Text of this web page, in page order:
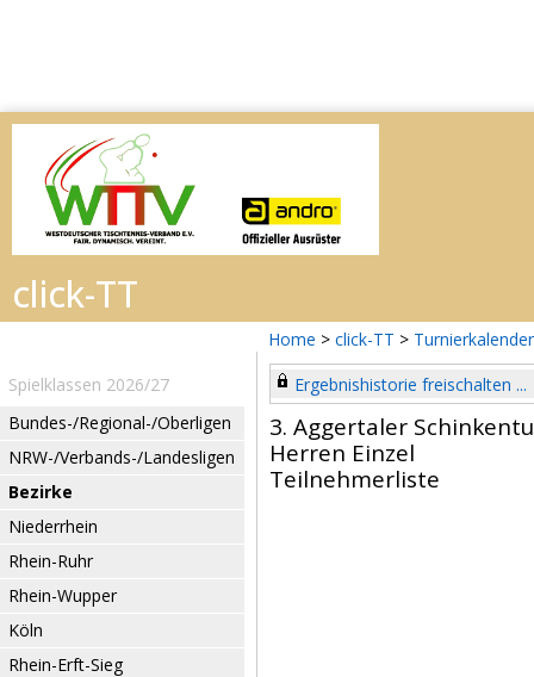
Home > click-TT > Turnierkalender
Spielklassen 2026/27
Bundes-/Regional-/Oberligen
NRW-/Verbands-/Landesligen
Bezirke
Niederrhein
Rhein-Ruhr
Rhein-Wupper
Köln
Rhein-Erft-Sieg
Ergebnishistorie freischalten ...
3. Aggertaler
Herren Einzel
Teilnehmerliste